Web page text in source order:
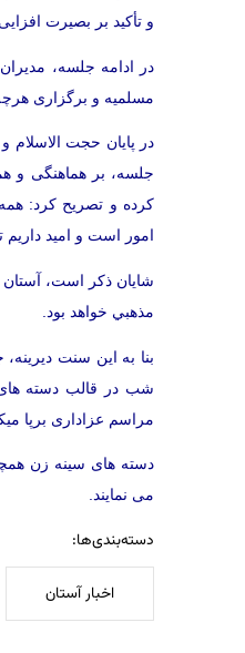
و تأکید بر بصیرت
در ادامه جلسه،
مسلمیه و برگزاری
در پایان حجت
جلسه، بر هماهنگی و
کرده و تصریح کرد:
امور است و امید داریم
شایان ذکر است،
مذهبي خواهد بود.
بنا به این سنت
شب در قالب دسته
مراسم عزاداری برپا
دسته های سينه زن
می نمايند.
دسته‌بندی‌ها:
اخبار آستان